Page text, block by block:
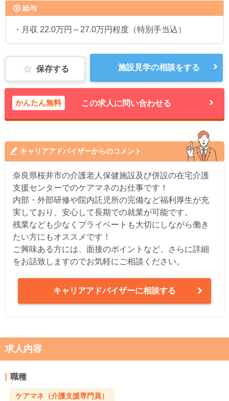
給与
・月収 22.0万円～27.0万円程度（特別手当込）
保存する 施設見学の相談をする
かんたん無料 この求人に問い合わせる
キャリアアドバイザーからのコメント
奈良県桜井市の介護老人保健施設及び併設の在宅介護
支援センターでのケアマネのお仕事です！
内部・外部研修や院内託児所の完備など福利厚生が充
実しており、安心して長期での就業が可能です。
残業なども少なくプライベートも大切にしながら働き
たい方にもオススメです！
ご興味ある方には、面接のポイントなど、さらに詳細
をお話致しますのでお気軽にご相談ください。
キャリアアドバイザーに相談する
求人内容
職種
ケアマネ（介護支援専門員）